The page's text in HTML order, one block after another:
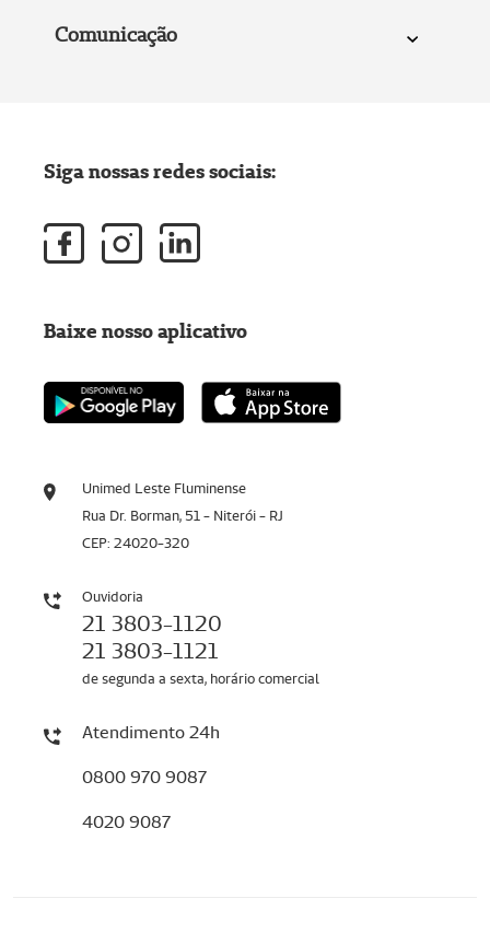
Comunicação
Unimed Leste Fluminense
Rua Dr. Borman, 51 - Niterói - RJ
CEP: 24020-320
Ouvidoria
21 3803-1120
21 3803-1121
de segunda a sexta, horário comercial
Atendimento 24h
0800 970 9087
4020 9087
Siga nossas redes sociais:
Baixe nosso aplicativo